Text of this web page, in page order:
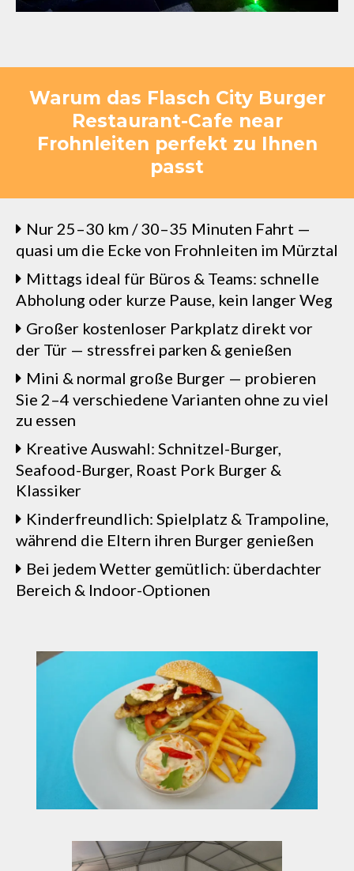
Warum das Flasch City Burger
Restaurant-Cafe near
Frohnleiten perfekt zu Ihnen
passt
Nur 25–30 km / 30–35 Minuten Fahrt —
quasi um die Ecke von Frohnleiten im Mürztal
Mittags ideal für Büros & Teams: schnelle
Abholung oder kurze Pause, kein langer Weg
Großer kostenloser Parkplatz direkt vor
der Tür — stressfrei parken & genießen
Mini & normal große Burger — probieren
Sie 2–4 verschiedene Varianten ohne zu viel
zu essen
Kreative Auswahl: Schnitzel-Burger,
Seafood-Burger, Roast Pork Burger &
Klassiker
Kinderfreundlich: Spielplatz & Trampoline,
während die Eltern ihren Burger genießen
Bei jedem Wetter gemütlich: überdachter
Bereich & Indoor-Optionen